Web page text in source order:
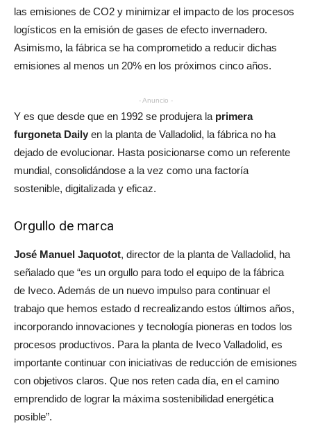
las emisiones de CO2 y minimizar el impacto de los procesos
logísticos en la emisión de gases de efecto invernadero.
Asimismo, la fábrica se ha comprometido a reducir dichas
emisiones al menos un 20% en los próximos cinco años.
- Anuncio -
Y es que desde que en 1992 se produjera la primera
furgoneta Daily en la planta de Valladolid, la fábrica no ha
dejado de evolucionar. Hasta posicionarse como un referente
mundial, consolidándose a la vez como una factoría
sostenible, digitalizada y eficaz.
Orgullo de marca
José Manuel Jaquotot, director de la planta de Valladolid, ha
señalado que “es un orgullo para todo el equipo de la fábrica
de Iveco. Además de un nuevo impulso para continuar el
trabajo que hemos estado d recrealizando estos últimos años,
incorporando innovaciones y tecnología pioneras en todos los
procesos productivos. Para la planta de Iveco Valladolid, es
importante continuar con iniciativas de reducción de emisiones
con objetivos claros. Que nos reten cada día, en el camino
emprendido de lograr la máxima sostenibilidad energética
posible”.